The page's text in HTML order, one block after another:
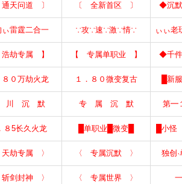
天问道 〕 〔 全新首区 〕 ◆沉
ぃ雷霆二合一 ∵攻∵速∵激∵情∵ ぃぃ老
劫专属 】 【 专属单职业 】 ◆千
８０万劫火龙 １．８０微变复古 █新
川 沉 默 专 属 沉 默 第━
８5长久火龙 █单职业█微变█ █小怪
劫专属 〉 〈 专属沉默 〉 独创
剑封神 〉 〈 专属世界 〉